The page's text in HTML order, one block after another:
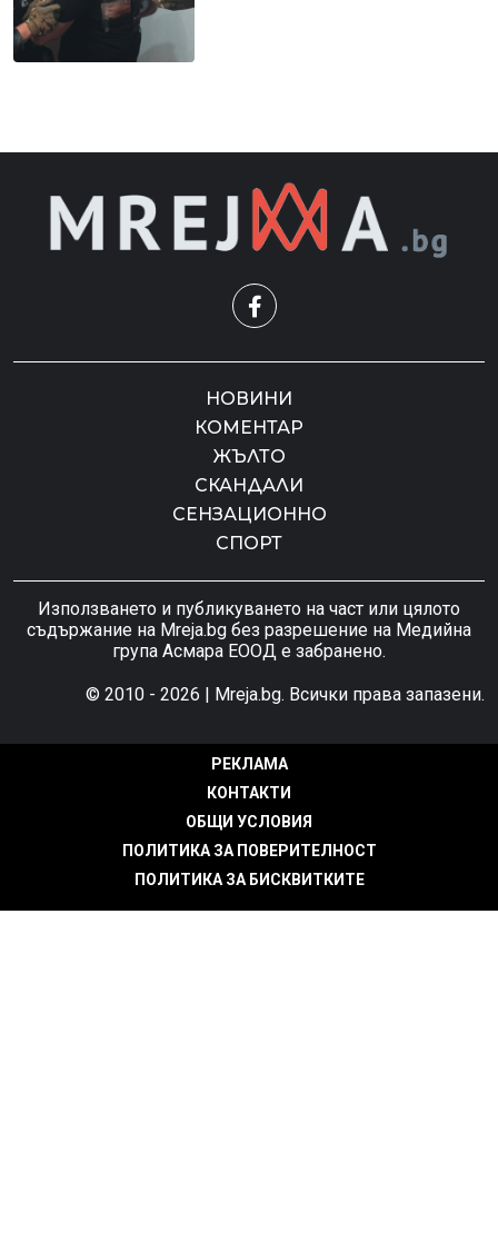
НОВИНИ
КОМЕНТАР
ЖЪЛТО
СКАНДАЛИ
СЕНЗАЦИОННО
СПОРТ
Използването и публикуването на част или цялото
съдържание на Mreja.bg без разрешение на Медийна
група Асмара ЕООД е забранено.
© 2010 - 2026 | Mreja.bg. Всички права запазени.
РЕКЛАМА
КОНТАКТИ
ОБЩИ УСЛОВИЯ
ПОЛИТИКА ЗА ПОВЕРИТЕЛНОСТ
ПОЛИТИКА ЗА БИСКВИТКИТЕ